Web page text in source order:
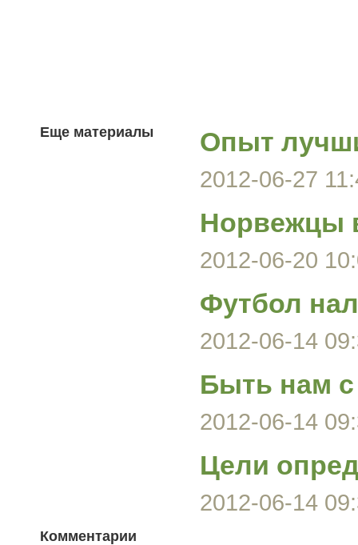
Еще материалы Опыт
2012-06-27
Норвежцы
2012-06-20
Футбол
2012-06-14
Быть нам с
2012-06-14
Цели
2012-06-14
Комментарии